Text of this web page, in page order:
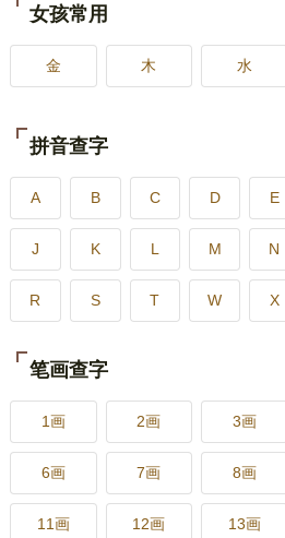
女孩常用
金 木 水
拼音查字
A B C D E
J K L M N
R S T W X
笔画查字
1画 2画 3画
6画 7画 8画
11画 12画 13画